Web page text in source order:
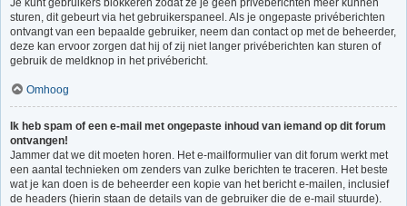
Je kunt gebruikers blokkeren zodat ze je geen privéberichten meer kunnen
sturen, dit gebeurt via het gebruikerspaneel. Als je ongepaste privéberichten
ontvangt van een bepaalde gebruiker, neem dan contact op met de beheerder,
deze kan ervoor zorgen dat hij of zij niet langer privéberichten kan sturen of
gebruik de meldknop in het privébericht.
Omhoog
Ik heb spam of een e-mail met ongepaste inhoud van iemand op dit forum
ontvangen!
Jammer dat we dit moeten horen. Het e-mailformulier van dit forum werkt met
een aantal technieken om zenders van zulke berichten te traceren. Het beste
wat je kan doen is de beheerder een kopie van het bericht e-mailen, inclusief
de headers (hierin staan de details van de gebruiker die de e-mail stuurde).